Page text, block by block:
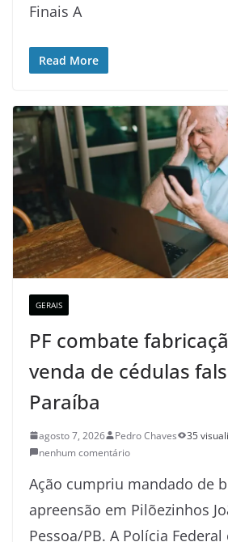
Finais A
Read More
GERAIS
PF combate
venda de cédulas
Paraíba
agosto 7, 2026 Pedro Chaves
35
nenhum comentário
Ação cumpriu mandado de
apreensão em Pilõezinhos
Pessoa/PB. A Polícia